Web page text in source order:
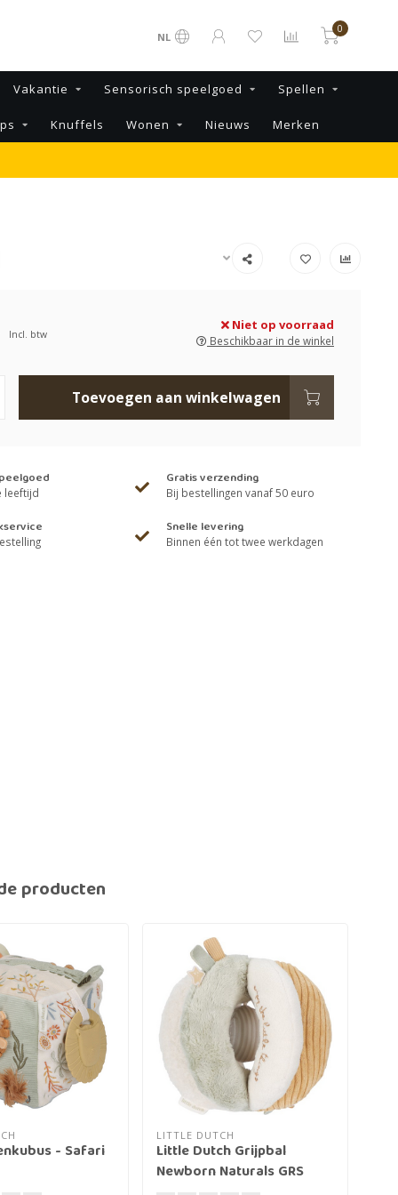
NL
0
Vakantie Sensorisch speelgoed Spellen
Knuffels Wonen Nieuws Merken
Incl. btw
Niet op voorraad
Beschikbaar in de winkel
Toevoegen aan winkelwagen
leeftijd
Gratis verzending
Bij bestellingen vanaf 50 euro
Snelle levering
Binnen één tot twee werkdagen
producten
- Safari
LITTLE DUTCH
Little Dutch Grijpbal
Newborn Naturals GRS